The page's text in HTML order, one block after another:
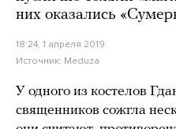
них оказались
18:24, 1 апреля 2019
Источник: Meduza
У одного из костелов
священников сожгла